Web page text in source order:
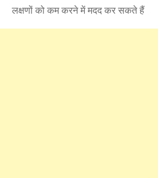
लक्षणों को कम करने में मदद कर सकते हैं